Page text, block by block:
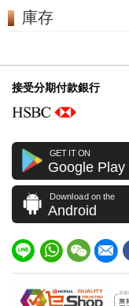
庫存
接受分期付款銀行
GET IT ON
Google Play
Download on the
Android